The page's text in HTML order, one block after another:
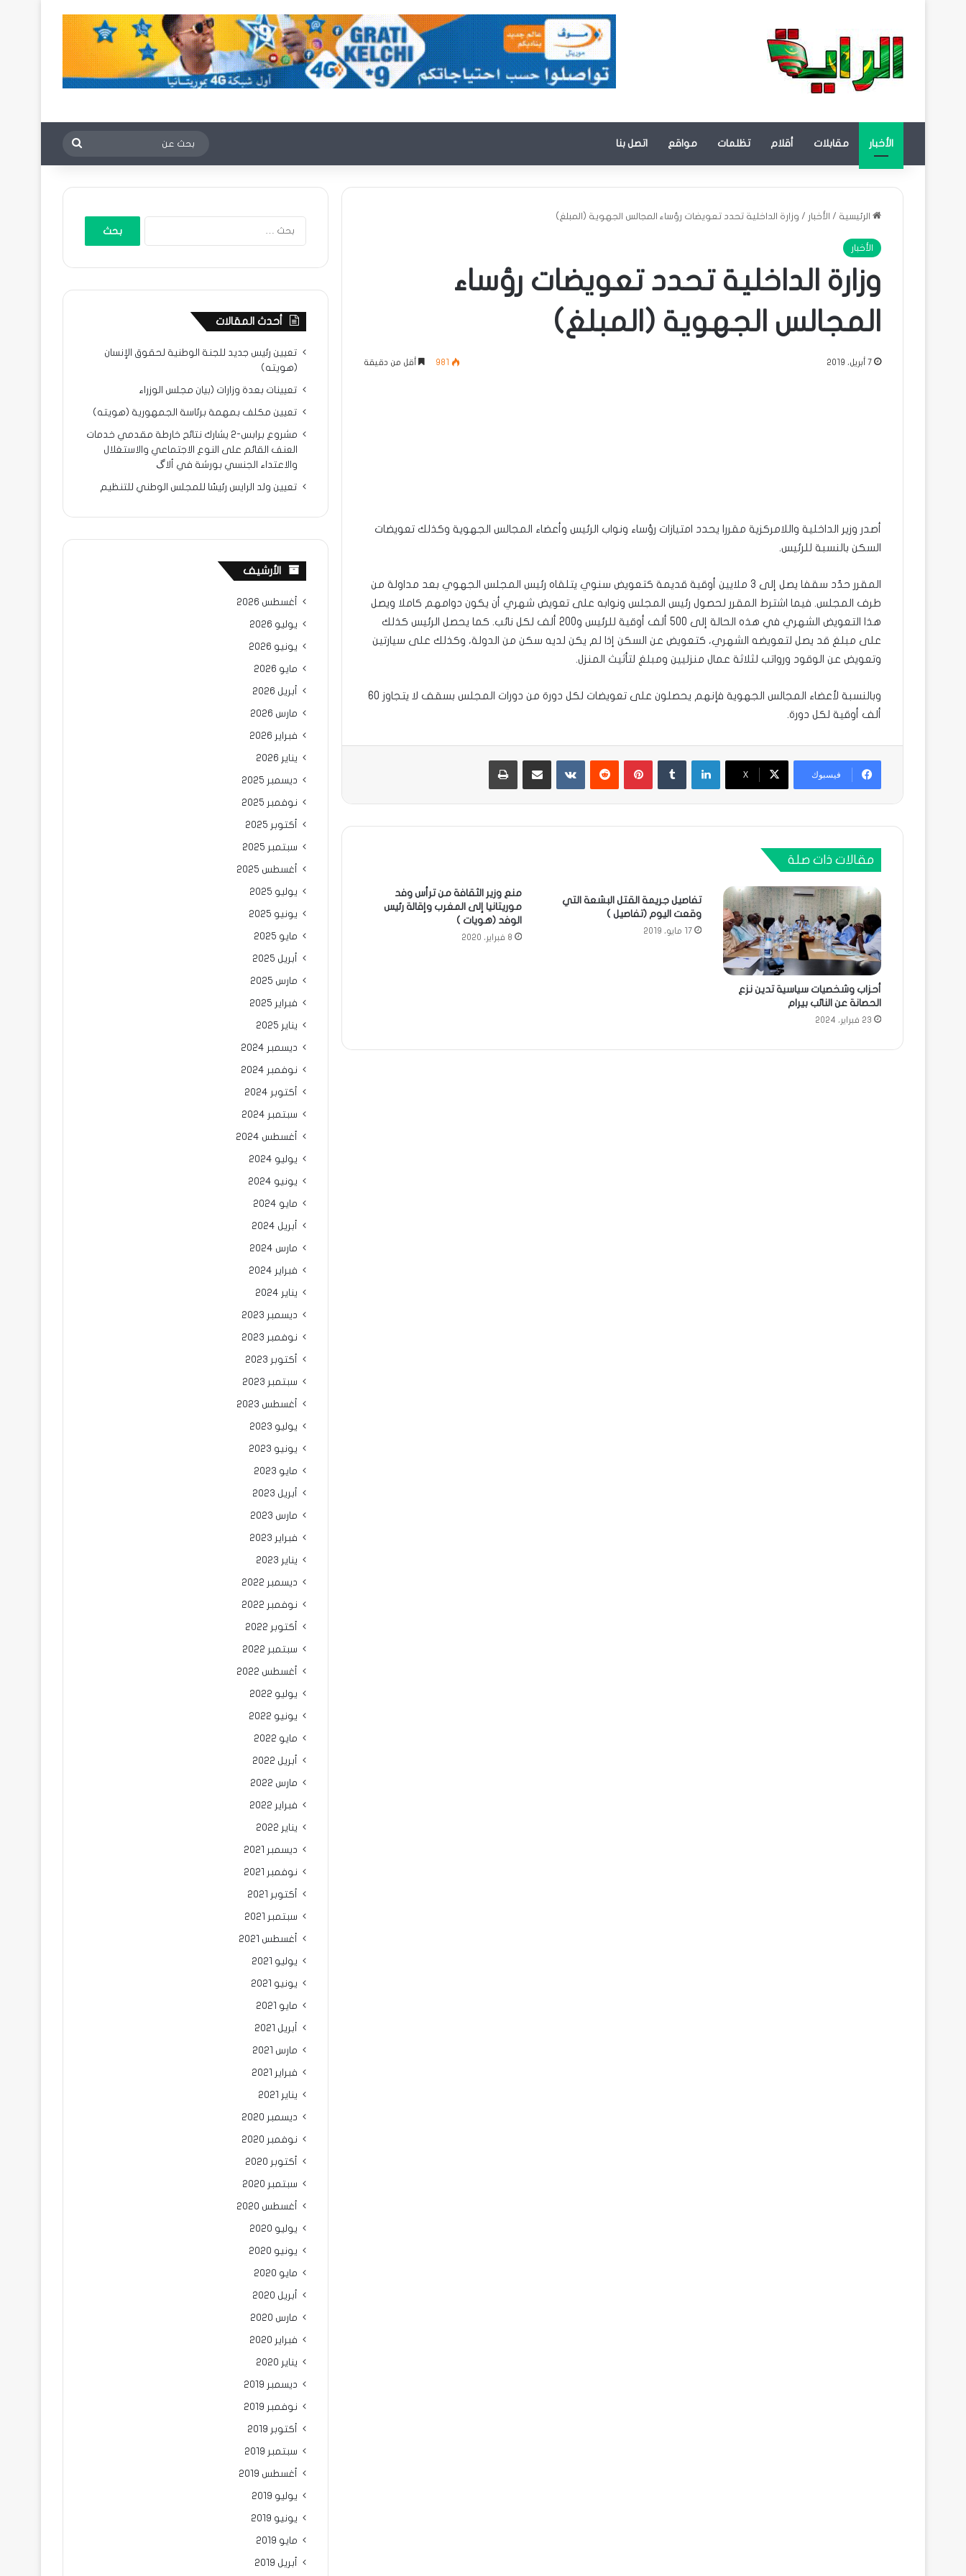
الأخبار مقابلات أقلام تظلمات مواقع اتصل بنا بحث
عن
الرئيسية / الأخبار / وزارة الداخلية تحدد تعويضات رؤساء المجالس الجهوية (المبلغ)
الأخبار
وزارة الداخلية تحدد تعويضات رؤساء
المجالس الجهوية (المبلغ)
7 أبريل، 2019 981 أقل من دقيقة
أصدر وزير الداخلية واللامركزية مقررا يحدد امتيازات رؤساء ونواب الرئيس وأعضاء المجالس الجهوية وكذلك تعويضات
السكن بالنسبة للرئيس.
المقرر حدّد سقفا يصل إلى 3 ملايين أوقية قديمة كتعويض سنوي يتلقاه رئيس المجلس الجهوي بعد مداولة من
طرف المجلس. فيما اشترط المقرر لحصول رئيس المجلس ونوابه على تعويض شهري أن يكون دوامهم كاملا ويصل
هذا التعويض الشهري في هذه الحالة إلى 500 ألف أوقية للرئيس و200 ألف لكل نائب. كما يحصل الرئيس كذلك
على مبلغ قد يصل لتعويضه الشهري، كتعويض عن السكن إذا لم يكن لديه سكن من الدولة، وكذلك على سيارتين
وتعويض عن الوقود ورواتب لثلاثة عمال منزليين ومبلغ لتأثيث المنزل.
وبالنسبة لأعضاء المجالس الجهوية فإنهم يحصلون على تعويضات لكل دورة من دورات المجلس بسقف لا يتجاوز 60
ألف أوقية لكل دورة.
فيسبوك X
لينكدإن بينتيريست مشاركة عبر البريد طباعة
مقالات ذات صلة
أحزاب وشخصيات سياسية تدين نزع
الحصانة عن النائب بيرام
23 فبراير، 2024
تفاصيل جريمة القتل البشعة التي
وقعت اليوم (تفاصيل )
17 مايو، 2019
منع وزير الثقافة من ترأس وفد
موريتانيا إلى المغرب وإقالة رئيس
الوفد (هويات )
8 فبراير، 2020
أحدث المقالات
تعيين رئيس جديد للجنة الوطنية لحقوق الإنسان
(هويته)
تعيينات بعدة وزارات (بيان مجلس الوزراء
تعيين مكلف بمهمة برئاسة الجمهورية (هويته)
مشروع برابس-2 يشارك نتائح خارطة مقدمي خدمات
العنف القائم على النوع الاجتماعي والاستغلال
والاعتداء الجنسي بورشة في ألاگ
تعيين ولد الرايس رئيسًا للمجلس الوطني للتنظيم
الأرشيف
أغسطس 2026
يوليو 2026
يونيو 2026
مايو 2026
أبريل 2026
مارس 2026
فبراير 2026
يناير 2026
ديسمبر 2025
نوفمبر 2025
أكتوبر 2025
سبتمبر 2025
أغسطس 2025
يوليو 2025
يونيو 2025
مايو 2025
أبريل 2025
مارس 2025
فبراير 2025
يناير 2025
ديسمبر 2024
نوفمبر 2024
أكتوبر 2024
سبتمبر 2024
أغسطس 2024
يوليو 2024
يونيو 2024
مايو 2024
أبريل 2024
مارس 2024
فبراير 2024
يناير 2024
ديسمبر 2023
نوفمبر 2023
أكتوبر 2023
سبتمبر 2023
أغسطس 2023
يوليو 2023
يونيو 2023
مايو 2023
أبريل 2023
مارس 2023
فبراير 2023
يناير 2023
ديسمبر 2022
نوفمبر 2022
أكتوبر 2022
سبتمبر 2022
أغسطس 2022
يوليو 2022
يونيو 2022
مايو 2022
أبريل 2022
مارس 2022
فبراير 2022
يناير 2022
ديسمبر 2021
نوفمبر 2021
أكتوبر 2021
سبتمبر 2021
أغسطس 2021
يوليو 2021
يونيو 2021
مايو 2021
أبريل 2021
مارس 2021
فبراير 2021
يناير 2021
ديسمبر 2020
نوفمبر 2020
أكتوبر 2020
سبتمبر 2020
أغسطس 2020
يوليو 2020
يونيو 2020
مايو 2020
أبريل 2020
مارس 2020
فبراير 2020
يناير 2020
ديسمبر 2019
نوفمبر 2019
أكتوبر 2019
سبتمبر 2019
أغسطس 2019
يوليو 2019
يونيو 2019
مايو 2019
أبريل 2019